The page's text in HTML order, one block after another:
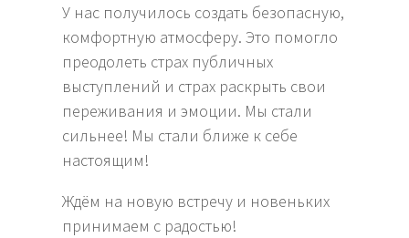
У нас получилось создать безопасную,
комфортную атмосферу. Это помогло
преодолеть страх публичных
выступлений и страх раскрыть свои
переживания и эмоции. Мы стали
сильнее! Мы стали ближе к себе
настоящим!
Ждём на новую встречу и новеньких
принимаем с радостью!